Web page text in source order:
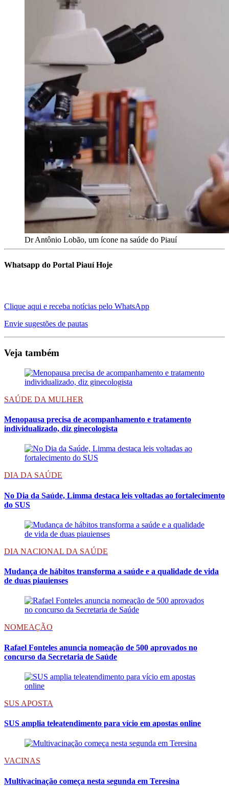
Dr Antônio Lobão, um ícone na saúde do Piauí
Whatsapp do Portal Piauí Hoje
Clique aqui e receba notícias pelo WhatsApp
Envie sugestões de pautas
Veja também
SAÚDE DA MULHER
Menopausa precisa de acompanhamento e tratamento
individualizado, diz ginecologista
DIA DA SAÚDE
No Dia da Saúde, Limma destaca leis voltadas ao fortalecimento
do SUS
DIA NACIONAL DA SAÚDE
Mudança de hábitos transforma a saúde e a qualidade de vida
de duas piauienses
NOMEAÇÃO
Rafael Fonteles anuncia nomeação de 500 aprovados no
concurso da Secretaria de Saúde
SUS APOSTA
SUS amplia teleatendimento para vício em apostas online
VACINAS
Multivacinação começa nesta segunda em Teresina